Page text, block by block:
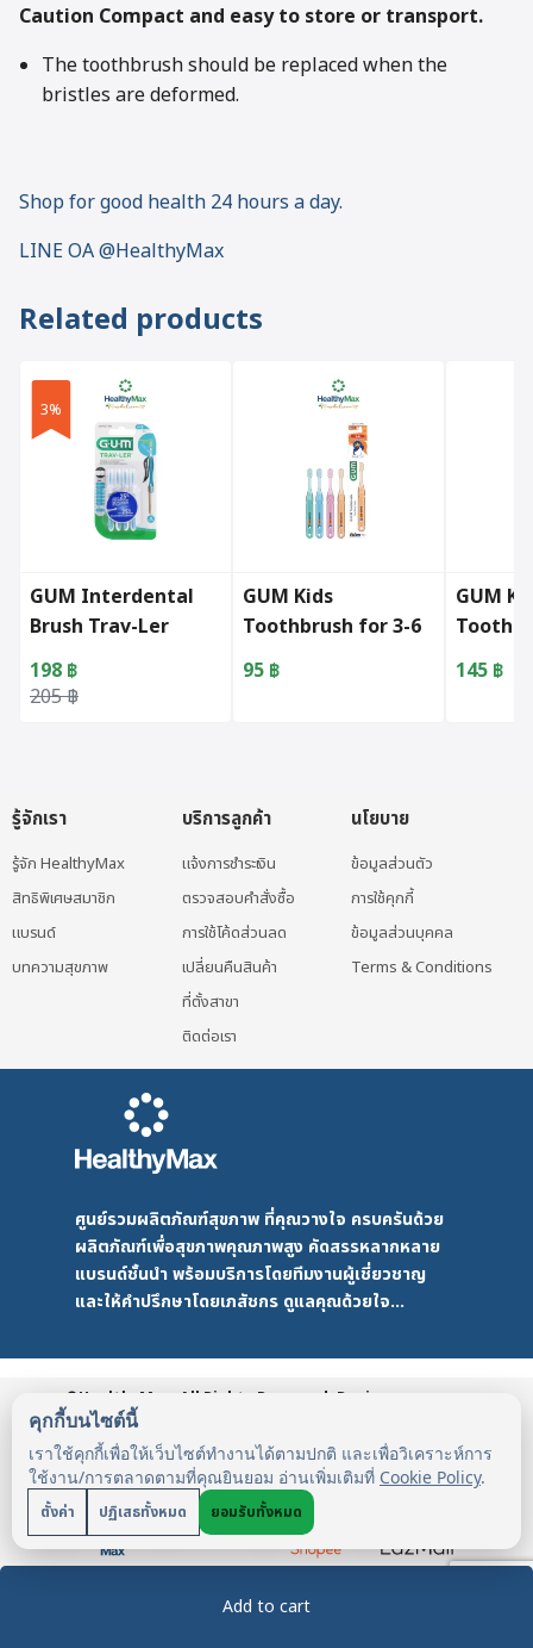
Add to cart
Caution Compact and easy to store or transport.
The toothbrush should be replaced when the
bristles are deformed.
Shop for good health 24 hours a day.
LINE OA @HealthyMax
Related products
3%
GUM Interdental
Brush Trav-Ler
(1614)
205฿
Original price was: 205 ฿.
198 ฿
Current price is: 198 ฿.
GUM Kids
Toothbrush for 3-6
Years
95 ฿
GUM
145 ฿
คุกกี้บนไซต์นี้
เราใช้คุกกี้เพื่อให้เว็บไซต์ทำงานได้ตามปกติ และเพื่อวิเคราะห์การ
ใช้งาน/การตลาดตามที่คุณยินยอม อ่านเพิ่มเติมที่ Cookie Policy.
ตั้งค่า ปฏิเสธทั้งหมด ยอมรับทั้งหมด
รู้จักเรา
รู้จัก HealthyMax
สิทธิพิเศษสมาชิก
แบรนด์
บทความสุขภาพ
บริการลูกค้า
แจ้งการชำระเงิน
ตรวจสอบคำสั่งซื้อ
การใช้โค้ดส่วนลด
เปลี่ยนคืนสินค้า
ที่ตั้งสาขา
ติดต่อเรา
นโยบาย
ข้อมูลส่วนตัว
การใช้คุกกี้
ข้อมูลส่วนบุคคล
Terms & Conditions
ศูนย์รวมผลิตภัณฑ์สุขภาพ ที่คุณวางใจ ครบครันด้วย
ผลิตภัณฑ์เพื่อสุขภาพคุณภาพสูง คัดสรรหลากหลาย
แบรนด์ชั้นนำ พร้อมบริการโดยทีมงานผู้เชี่ยวชาญ
และให้คำปรึกษาโดยเภสัชกร ดูแลคุณด้วยใจ...
©HealthyMax. All Rights Reserved. Design
by DMDHealthyMax